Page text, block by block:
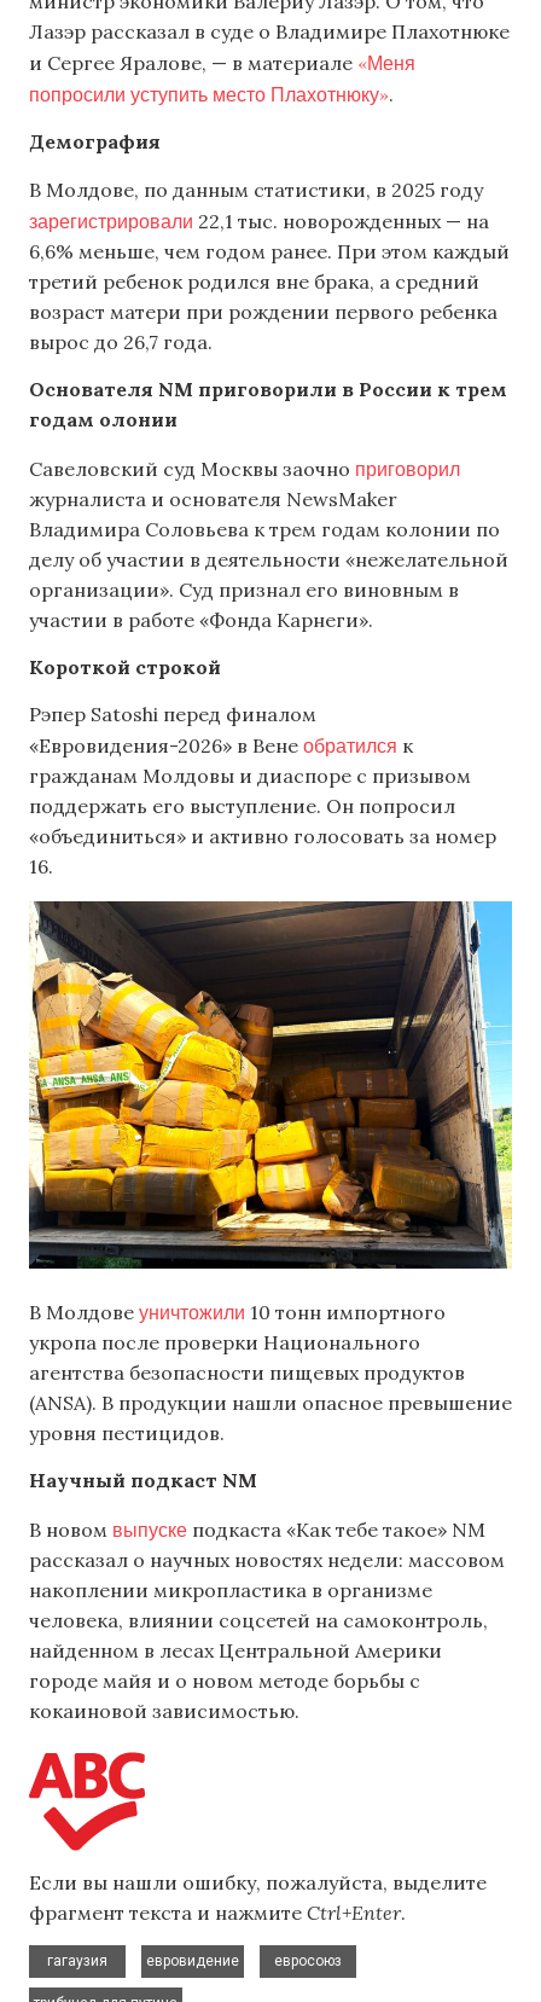
Лазэр рассказал в суде о Владимире Плахотнюке
и Сергее Яралове, — в материале «Меня
попросили уступить место Плахотнюку».
Демография
В Молдове, по данным статистики, в 2025 году
зарегистрировали 22,1 тыс. новорожденных — на
6,6% меньше, чем годом ранее. При этом каждый
третий ребенок родился вне брака, а средний
возраст матери при рождении первого ребенка
вырос до 26,7 года.
Основателя NM приговорили в России к трем
годам олонии
Савеловский суд Москвы заочно приговорил
журналиста и основателя NewsMaker
Владимира Соловьева к трем годам колонии по
делу об участии в деятельности «нежелательной
организации». Суд признал его виновным в
участии в работе «Фонда Карнеги».
Короткой строкой
Рэпер Satoshi перед финалом
«Евровидения-2026» в Вене обратился к
гражданам Молдовы и диаспоре с призывом
поддержать его выступление. Он попросил
«объединиться» и активно голосовать за номер
16.
В Молдове уничтожили 10 тонн импортного
укропа после проверки Национального
агентства безопасности пищевых продуктов
(ANSA). В продукции нашли опасное превышение
уровня пестицидов.
Научный подкаст NM
В новом выпуске подкаста «Как тебе такое» NM
рассказал о научных новостях недели: массовом
накоплении микропластика в организме
человека, влиянии соцсетей на самоконтроль,
найденном в лесах Центральной Америки
городе майя и о новом методе борьбы с
кокаиновой зависимостью.
Если вы нашли ошибку, пожалуйста, выделите
фрагмент текста и нажмите Ctrl+Enter.
гагаузия
евровидение
евросоюз